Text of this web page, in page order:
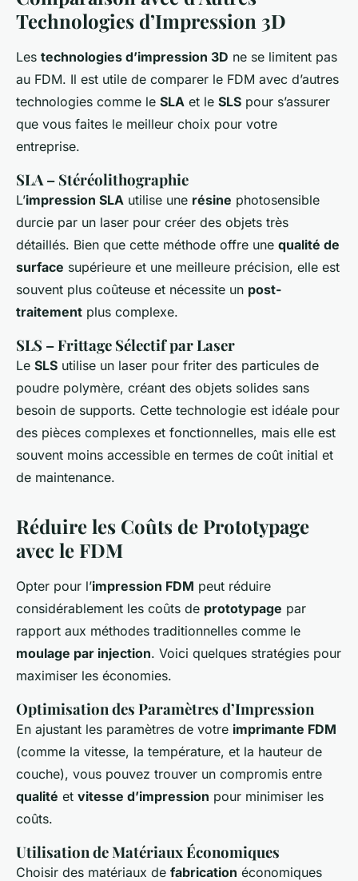
Technologies d’Impression 3D
Les technologies d’impression 3D ne se limitent pas
au FDM. Il est utile de comparer le FDM avec d’autres
technologies comme le SLA et le SLS pour s’assurer
que vous faites le meilleur choix pour votre
entreprise.
SLA – Stéréolithographie
L’impression SLA utilise une résine photosensible
durcie par un laser pour créer des objets très
détaillés. Bien que cette méthode offre une qualité de
surface supérieure et une meilleure précision, elle est
souvent plus coûteuse et nécessite un post-
traitement plus complexe.
SLS – Frittage Sélectif par Laser
Le SLS utilise un laser pour friter des particules de
poudre polymère, créant des objets solides sans
besoin de supports. Cette technologie est idéale pour
des pièces complexes et fonctionnelles, mais elle est
souvent moins accessible en termes de coût initial et
de maintenance.
Réduire les Coûts de Prototypage
avec le FDM
Opter pour l’impression FDM peut réduire
considérablement les coûts de prototypage par
rapport aux méthodes traditionnelles comme le
moulage par injection. Voici quelques stratégies pour
maximiser les économies.
Optimisation des Paramètres d’Impression
En ajustant les paramètres de votre imprimante FDM
(comme la vitesse, la température, et la hauteur de
couche), vous pouvez trouver un compromis entre
qualité et vitesse d’impression pour minimiser les
coûts.
Utilisation de Matériaux Économiques
Choisir des matériaux de fabrication économiques